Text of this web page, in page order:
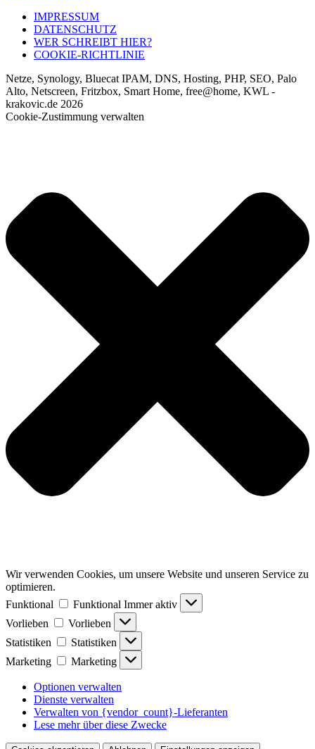
IMPRESSUM
DATENSCHUTZ
WER SCHREIBT HIER?
COOKIE-RICHTLINIE
Netze, Synology, Bluecat IPAM, DNS, Hosting, PHP, SEO, Palo
Alto, Netscreen, Fritzbox, Smart Home, free@home, KWL -
krakovic.de 2026
Cookie-Zustimmung verwalten
Wir verwenden Cookies, um unsere Website und unseren Service zu
optimieren.
Funktional
Funktional Immer aktiv
Vorlieben
Vorlieben
Statistiken
Statistiken
Marketing
Marketing
Optionen verwalten
Dienste verwalten
Verwalten von {vendor_count}-Lieferanten
Lese mehr über diese Zwecke